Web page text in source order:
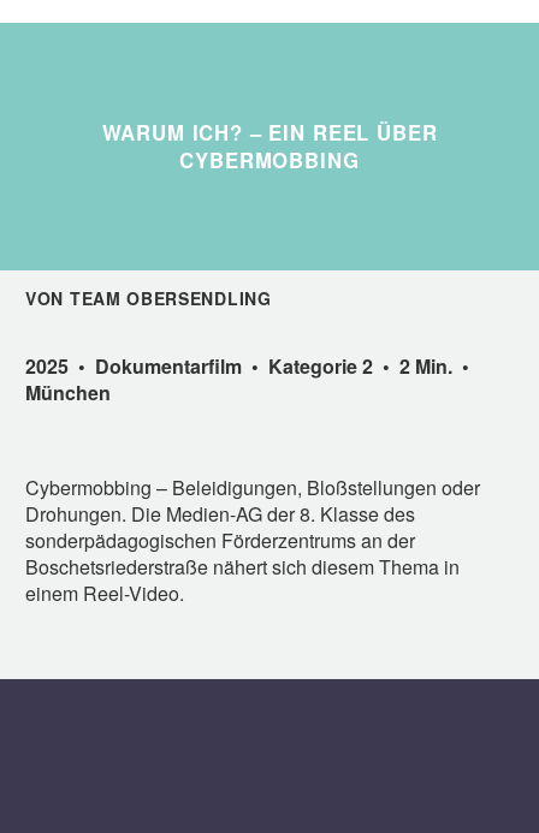
WARUM ICH? – EIN REEL ÜBER
CYBERMOBBING
VON TEAM OBERSENDLING
2025 • Dokumentarfilm • Kategorie 2 • 2 Min. •
München
Cybermobbing – Beleidigungen, Bloßstellungen oder
Drohungen. Die Medien-AG der 8. Klasse des
sonderpädagogischen Förderzentrums an der
Boschetsriederstraße nähert sich diesem Thema in
einem Reel-Video.